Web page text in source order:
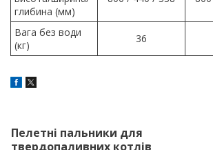
глибина (мм)
Вага без води
(кг)
36
Пелетні пальники для
твердопаливних котлів